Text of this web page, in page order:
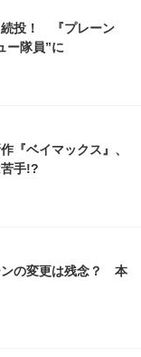
続投！ 『プレーン
ー隊員”に
『ベイマックス』、
手!?
ンの変更は残念？ 本